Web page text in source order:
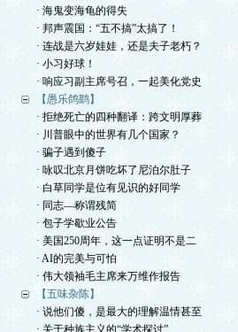
· 海鬼变海龟的得失
· 邦声震国：“五不搞”太搞了！
· 连战是六岁娃娃，还是夫子老朽？
· 小习好球！
· 响应习副主席号召，一起美化党史
【愚乐鸽鹞】
· 拒绝死亡的四种翻译：跨文明厚葬
· 川普眼中的世界有几个国家？
· 骗子遇到傻子
· 咏叹北京月饼吃坏了尼泊尔肚子
· 白草同学是位有见识的好同学
· 同志—称谓残简
· 包子学歇业公告
· 美国250周年，这一点证明不是二
· AI的完美与可怕
· 伟大领袖毛主席来万维作报告
【五味杂陈】
· 说他们傻，是最大的理解温情甚至
· 关于种族主义的“学术探讨”